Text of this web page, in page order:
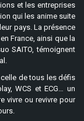
et les entreprises
qui les anime suite
pays. La présence
France, ainsi que la
SAITO, témoignent
de tous les défis
WCS et ECG… un
vivre ou revivre pour